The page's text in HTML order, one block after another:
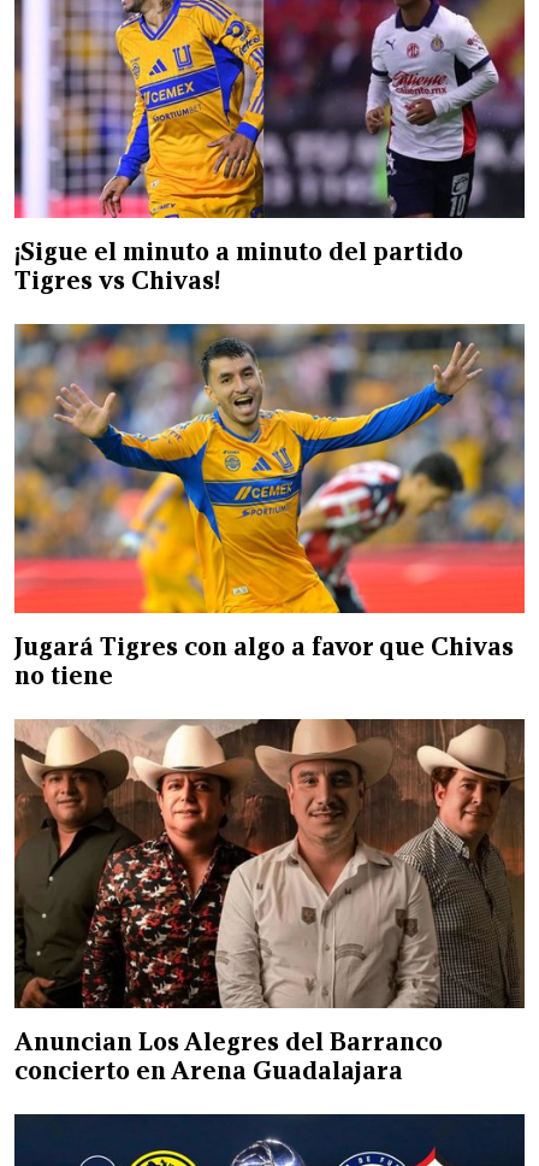
¡Sigue el minuto a minuto del partido
Tigres vs Chivas!
Jugará Tigres con algo a favor que Chivas
no tiene
Anuncian Los Alegres del Barranco
concierto en Arena Guadalajara